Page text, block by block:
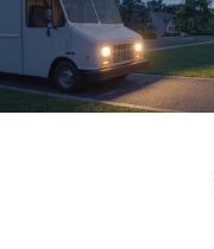
GET IT TODAY